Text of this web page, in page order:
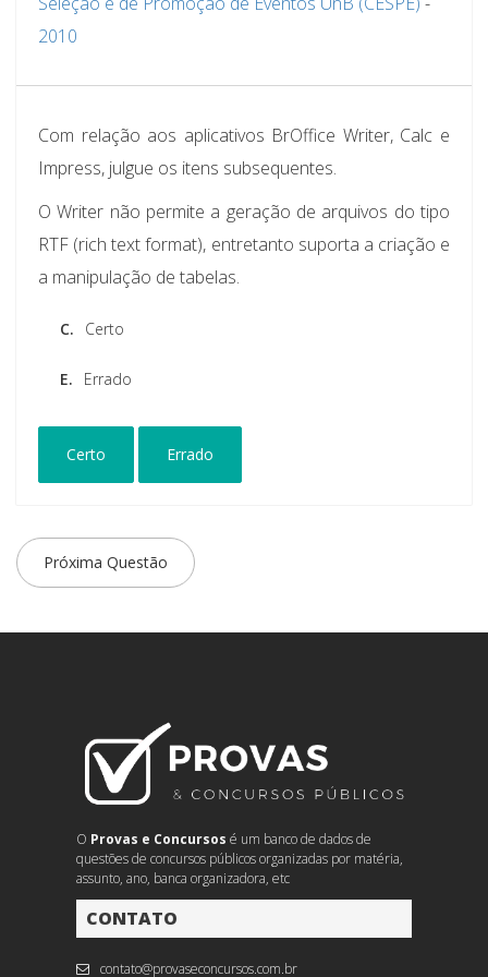
2010
Com relação aos aplicativos BrOffice Writer, Calc e
Impress, julgue os itens subsequentes.
O Writer não permite a geração de arquivos do tipo
RTF (rich text format), entretanto suporta a criação e
a manipulação de tabelas.
C. Certo
E. Errado
Certo Errado
Próxima Questão
O Provas e Concursos é um banco de dados de
questões de concursos públicos organizadas por matéria,
assunto, ano, banca organizadora, etc
CONTATO
contato@provaseconcursos.com.br